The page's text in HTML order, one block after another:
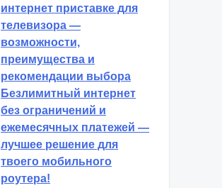
интернет приставке для
телевизора —
возможности,
преимущества и
рекомендации выбора
Безлимитный интернет
без ограничений и
ежемесячных платежей —
лучшее решение для
твоего мобильного
роутера!